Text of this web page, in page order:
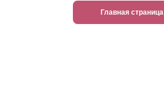
Главная страница